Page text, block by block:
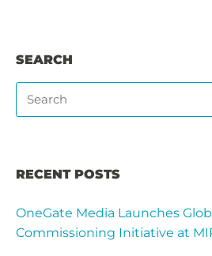
SEARCH
RECENT POSTS
OneGate Media Launches
Commissioning Initiative at